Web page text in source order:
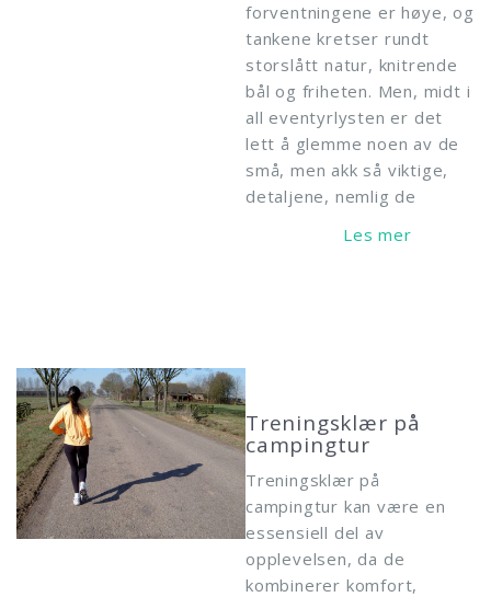
forventningene er høye, og
tankene kretser rundt
storslått natur, knitrende
bål og friheten. Men, midt i
all eventyrlysten er det
lett å glemme noen av de
små, men akk så viktige,
detaljene, nemlig de
Treningsklær på
campingtur
Treningsklær på
campingtur kan være en
essensiell del av
opplevelsen, da de
kombinerer komfort,